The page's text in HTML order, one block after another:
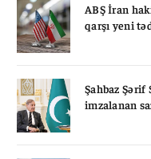
ABŞ İran
qarşı yeni
Şahbaz
imzalanan